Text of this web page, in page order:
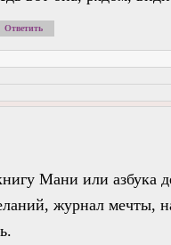
Ответить
Мани или азбука
журнал мечты,